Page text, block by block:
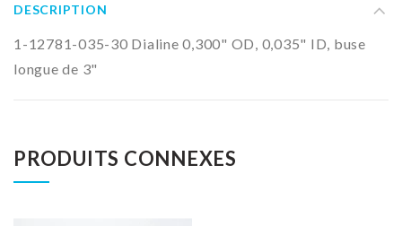
DESCRIPTION
1-12781-035-30 Dialine 0,300" OD, 0,035" ID, buse
longue de 3"
PRODUITS CONNEXES